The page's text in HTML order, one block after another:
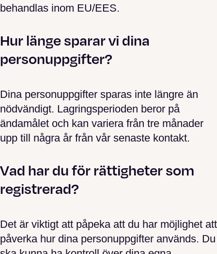
behandlas inom EU/EES.
Hur länge sparar vi dina
personuppgifter?
Dina personuppgifter sparas inte längre än
nödvändigt. Lagringsperioden beror på
ändamålet och kan variera från tre månader
upp till några år från vår senaste kontakt.
Vad har du för rättigheter som
registrerad?
Det är viktigt att påpeka att du har möjlighet att
påverka hur dina personuppgifter används. Du